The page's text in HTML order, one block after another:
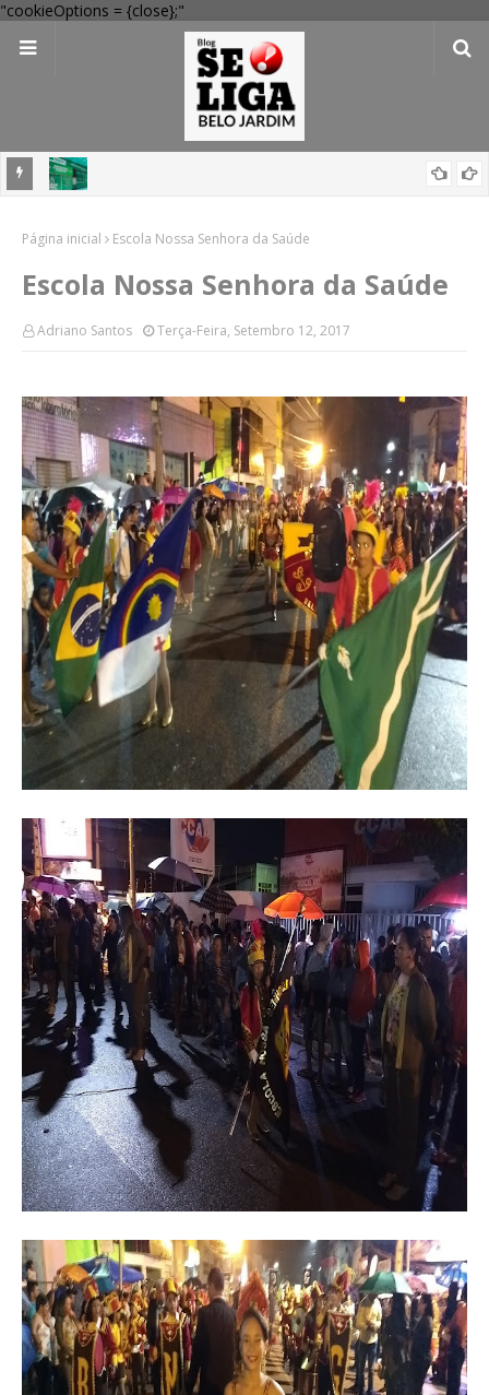
"cookieOptions = {close};"
Dia dos Pais: Procon Caruaru dá dicas para evitar problemas nas
confira resultados
Página inicial Escola Nossa Senhora da Saúde
Escola Nossa Senhora da Saúde
Adriano Santos Terça-Feira, Setembro 12, 2017